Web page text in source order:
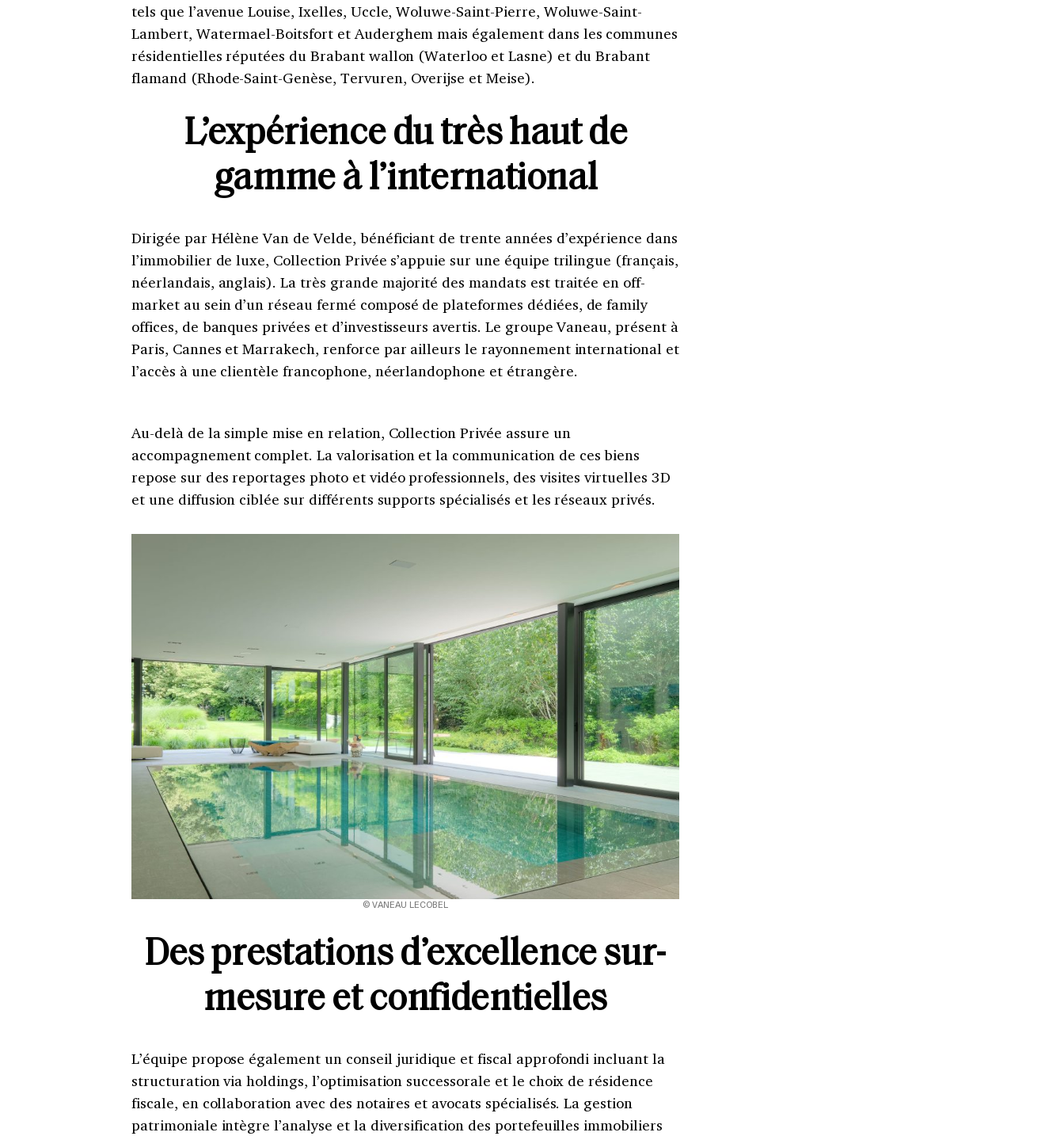
tels que l’avenue Louise, Ixelles, Uccle, Woluwe-Saint-Pierre, Woluwe-Saint-
Lambert, Watermael-Boitsfort et Auderghem mais également dans les communes
résidentielles réputées du Brabant wallon (Waterloo et Lasne) et du Brabant
flamand (Rhode-Saint-Genèse, Tervuren, Overijse et Meise).
L’expérience du très haut de
gamme à l’international
Dirigée par Hélène Van de Velde, bénéficiant de trente années d’expérience dans
l’immobilier de luxe, Collection Privée s’appuie sur une équipe trilingue (français,
néerlandais, anglais). La très grande majorité des mandats est traitée en off-
market au sein d’un réseau fermé composé de plateformes dédiées, de family
offices, de banques privées et d’investisseurs avertis. Le groupe Vaneau, présent à
Paris, Cannes et Marrakech, renforce par ailleurs le rayonnement international et
l’accès à une clientèle francophone, néerlandophone et étrangère.
Au-delà de la simple mise en relation, Collection Privée assure un
accompagnement complet. La valorisation et la communication de ces biens
repose sur des reportages photo et vidéo professionnels, des visites virtuelles 3D
et une diffusion ciblée sur différents supports spécialisés et les réseaux privés.
© VANEAU LECOBEL
Des prestations d’excellence sur-
mesure et confidentielles
L’équipe propose également un conseil juridique et fiscal approfondi incluant la
structuration via holdings, l’optimisation successorale et le choix de résidence
fiscale, en collaboration avec des notaires et avocats spécialisés. La gestion
patrimoniale intègre l’analyse et la diversification des portefeuilles immobiliers